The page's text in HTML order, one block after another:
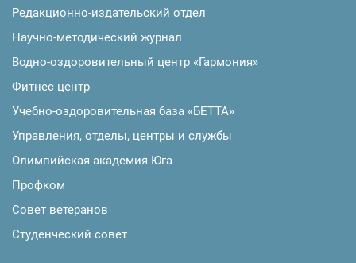
Редакционно-издательский отдел
Научно-методический журнал
Водно-оздоровительный центр «Гармония»
Фитнес центр
Учебно-оздоровительная база «БЕТТА»
Управления, отделы, центры и службы
Олимпийская академия Юга
Профком
Совет ветеранов
Студенческий совет